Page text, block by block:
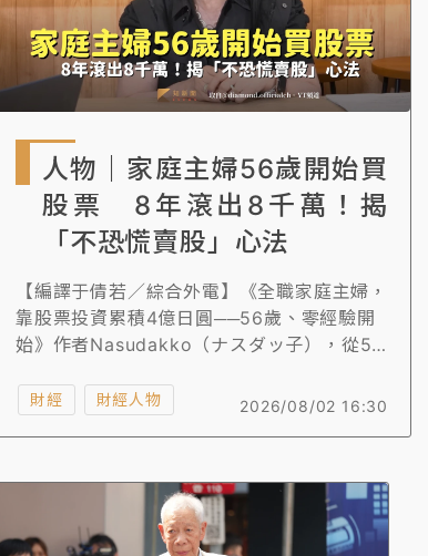
人物｜家庭主婦56歲開始買
股票 8年滾出8千萬！揭
「不恐慌賣股」心法
【編譯于倩若／綜合外電】《全職家庭主婦，
靠股票投資累積4億日圓──56歲、零經驗開
始》作者Nasudakko（ナスダッ子），從56
日圓（ 1201.2萬台幣）資產增值至4億日圓
2026/08/02 16:30
財經 財經人物